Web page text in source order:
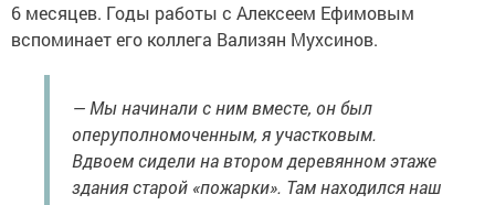
6 месяцев. Годы работы с Алексеем Ефимовым
вспоминает его коллега Вализян Мухсинов.
— Мы начинали с ним вместе, он был
оперуполномоченным, я участковым.
Вдвоем сидели на втором деревянном этаже
здания старой «пожарки». Там находился наш